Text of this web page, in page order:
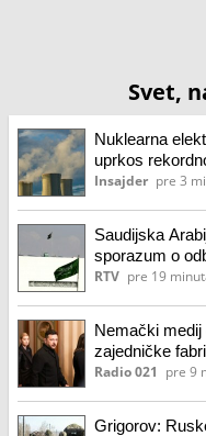
Svet,
Nuklearna
uprkos
Insajder pre 3
Saudijska
sporazum o
RTV pre 19
Nemački
zajedničke
Radio 021 pre 9
Grigorov: